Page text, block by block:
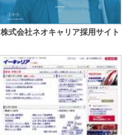
株式会社ネオキャリア採用サイト